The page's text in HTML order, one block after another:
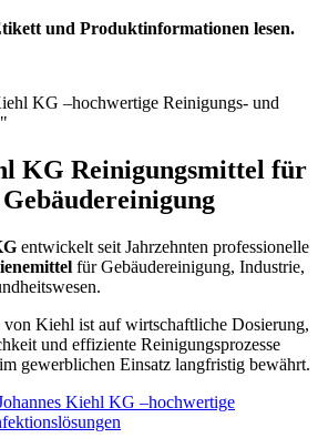
und Produktinformationen lesen.
KG –hochwertige Reinigungs- und
KG Reinigungsmittel für
entwickelt seit Jahrzehnten professionelle
für Gebäudereinigung, Industrie,
Kiehl ist auf wirtschaftliche Dosierung,
und effiziente Reinigungsprozesse
gewerblichen Einsatz langfristig bewährt.
Kiehl KG –hochwertige